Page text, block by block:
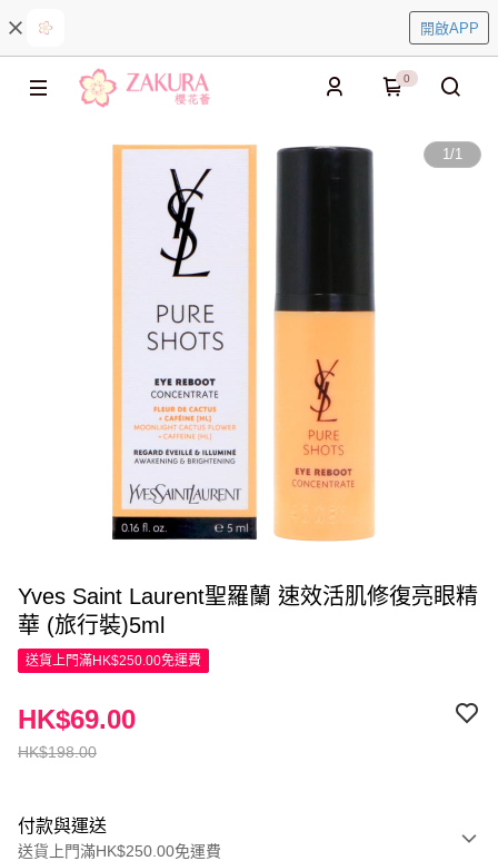
開啟APP
0
1/1
Yves Saint Laurent聖羅蘭 速效活肌修復亮眼精
華 (旅行裝)5ml
送貨上門滿HK$250.00免運費
HK$198.00
HK$69.00
付款與運送
送貨上門滿HK$250.00免運費